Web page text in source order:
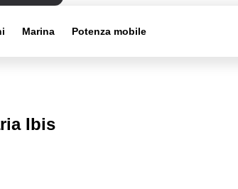
Marina Potenza mobile
Ibis